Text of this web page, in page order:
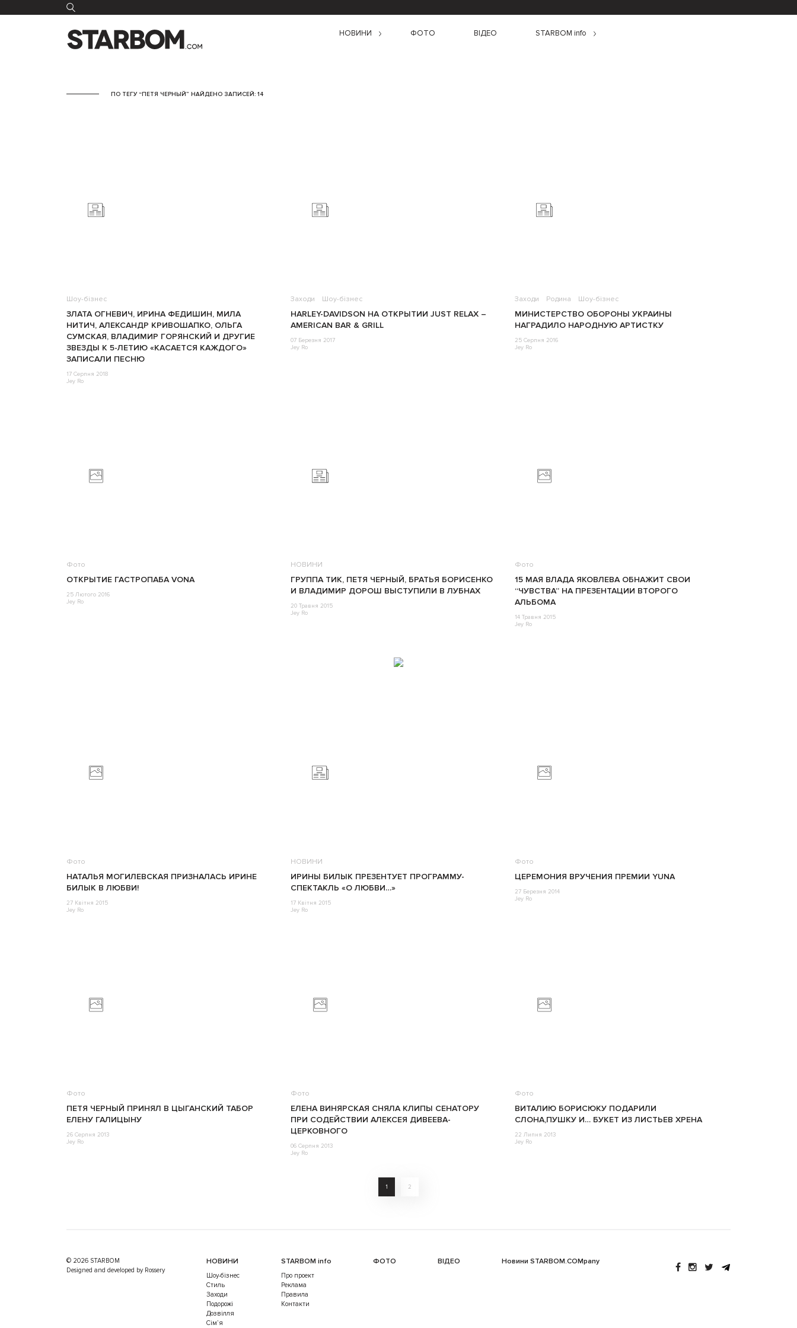
НОВИНИ ФОТО ВІДЕО STARBOM info
ПО ТЕГУ “ПЕТЯ ЧЕРНЫЙ” НАЙДЕНО ЗАПИСЕЙ: 14
Шоу-бізнес
ЗЛАТА ОГНЕВИЧ, ИРИНА ФЕДИШИН, МИЛА
НИТИЧ, АЛЕКСАНДР КРИВОШАПКО, ОЛЬГА
СУМСКАЯ, ВЛАДИМИР ГОРЯНСКИЙ И ДРУГИЕ
ЗВЕЗДЫ К 5-ЛЕТИЮ «КАСАЕТСЯ КАЖДОГО»
ЗАПИСАЛИ ПЕСНЮ
17 Серпня 2018
Jey Ro
Заходи Шоу-бізнес
HARLEY-DAVIDSON НА ОТКРЫТИИ JUST RELAX –
AMERICAN BAR & GRILL
07 Березня 2017
Jey Ro
Заходи Родина Шоу-бізнес
МИНИСТЕРСТВО ОБОРОНЫ УКРАИНЫ
НАГРАДИЛО НАРОДНУЮ АРТИСТКУ
25 Серпня 2016
Jey Ro
Фото
ОТКРЫТИЕ ГАСТРОПАБА VONA
25 Лютого 2016
Jey Ro
НОВИНИ
ГРУППА ТИК, ПЕТЯ ЧЕРНЫЙ, БРАТЬЯ БОРИСЕНКО
И ВЛАДИМИР ДОРОШ ВЫСТУПИЛИ В ЛУБНАХ
20 Травня 2015
Jey Ro
Фото
15 МАЯ ВЛАДА ЯКОВЛЕВА ОБНАЖИТ СВОИ
“ЧУВСТВА” НА ПРЕЗЕНТАЦИИ ВТОРОГО
АЛЬБОМА
14 Травня 2015
Jey Ro
Фото
НАТАЛЬЯ МОГИЛЕВСКАЯ ПРИЗНАЛАСЬ ИРИНЕ
БИЛЫК В ЛЮБВИ!
27 Квітня 2015
Jey Ro
НОВИНИ
ИРИНЫ БИЛЫК ПРЕЗЕНТУЕТ ПРОГРАММУ-
СПЕКТАКЛЬ «О ЛЮБВИ…»
17 Квітня 2015
Jey Ro
Фото
ЦЕРЕМОНИЯ ВРУЧЕНИЯ ПРЕМИИ YUNA
27 Березня 2014
Jey Ro
Фото
ПЕТЯ ЧЕРНЫЙ ПРИНЯЛ В ЦЫГАНСКИЙ ТАБОР
ЕЛЕНУ ГАЛИЦЫНУ
26 Серпня 2013
Jey Ro
Фото
ЕЛЕНА ВИНЯРСКАЯ СНЯЛА КЛИПЫ СЕНАТОРУ
ПРИ СОДЕЙСТВИИ АЛЕКСЕЯ ДИВЕЕВА-
ЦЕРКОВНОГО
06 Серпня 2013
Jey Ro
Фото
ВИТАЛИЮ БОРИСЮКУ ПОДАРИЛИ
СЛОНА,ПУШКУ И… БУКЕТ ИЗ ЛИСТЬЕВ ХРЕНА
22 Липня 2013
Jey Ro
1 2
© 2026 STARBOM
Designed and developed by Rossery
НОВИНИ
Шоу-бізнес
Стиль
Заходи
Подорожі
Дозвілля
Cім’я
STARBOM info
Про проект
Реклама
Правила
Контакти
ФОТО ВІДЕО Новини STARBOM.COMpany